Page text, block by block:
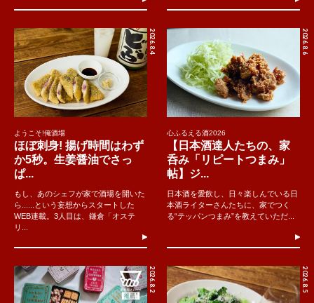
2026.8.4
ようこそ!俺酒場
ほぼ刺身! 揚げ時間はわず
か5秒。生姜醤油でさっ
ぱ...
もし、あのシェフが家で酒場を開いた
ら......という妄想からスタートした
WEB連載。3人目は、鎌倉「オステ
リ...
2026.8.6
心ふるえる酒2026
【日本酒達人たちの、家
呑み「リピートつまみ」
帖】ジ...
日本酒を愛飲し、日々楽しんでいる日
本酒ライターさんたちに、家でつく
る“テッパンつまみ”を教えていただ...
2026.8.2 2026.8.5